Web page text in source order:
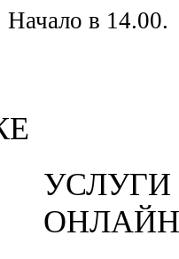
Начало в 14.00.
УСЛУГИ
ОНЛАЙН